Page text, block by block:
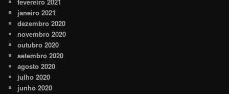
fevereiro 2021
janeiro 2021
dezembro 2020
novembro 2020
outubro 2020
setembro 2020
agosto 2020
julho 2020
junho 2020